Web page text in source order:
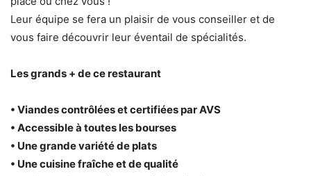
Leur équipe se fera un plaisir de vous conseiller et de
vous faire découvrir leur éventail de spécialités.
Les grands + de ce restaurant
• Viandes contrôlées et certifiées par AVS
• Accessible à toutes les bourses
• Une grande variété de plats
• Une cuisine fraîche et de qualité